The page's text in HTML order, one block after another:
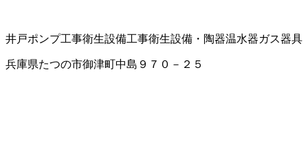
井戸ポンプ工事衛生設備工事衛生設備・陶器温水器ガス器具
兵庫県たつの市御津町中島９７０－２５